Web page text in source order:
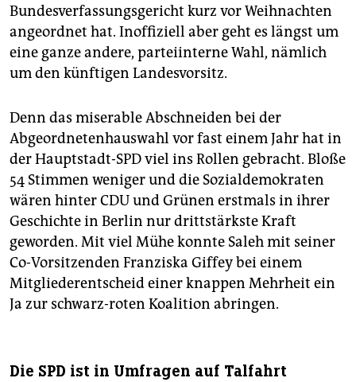
Bundesverfassungsgericht kurz vor Weihnachten
angeordnet hat. Inoffiziell aber geht es längst um
eine ganze andere, parteiinterne Wahl, nämlich
um den künftigen Landesvorsitz.
Denn das miserable Abschneiden bei der
Abgeordnetenhauswahl vor fast einem Jahr hat in
der Hauptstadt-SPD viel ins Rollen gebracht. Bloße
54 Stimmen weniger und die Sozialdemokraten
wären hinter CDU und Grünen erstmals in ihrer
Geschichte in Berlin nur drittstärkste Kraft
geworden. Mit viel Mühe konnte Saleh mit seiner
Co-Vorsitzenden Franziska Giffey bei einem
Mitgliederentscheid einer knappen Mehrheit ein
Ja zur schwarz-roten Koalition abringen.
Die SPD ist in Umfragen auf Talfahrt